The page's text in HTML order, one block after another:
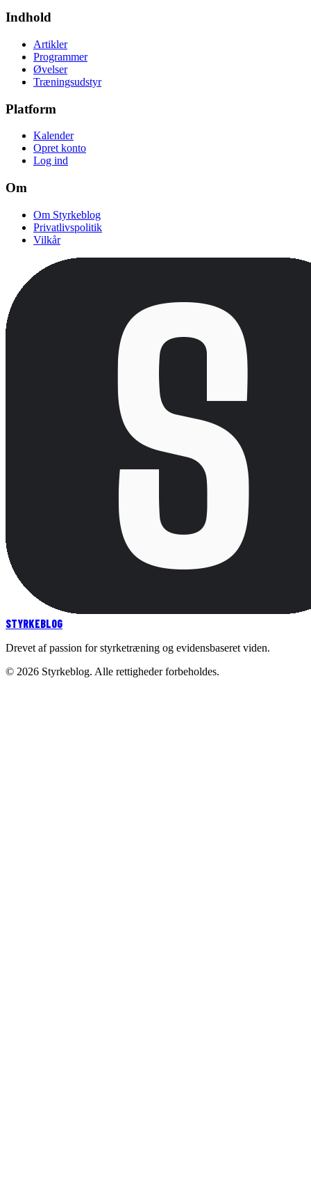
Indhold
Artikler
Programmer
Øvelser
Træningsudstyr
Platform
Kalender
Opret konto
Log ind
Om
Om Styrkeblog
Privatlivspolitik
Vilkår
STYRKEBLOG
Drevet af passion for styrketræning og evidensbaseret viden.
© 2026 Styrkeblog. Alle rettigheder forbeholdes.